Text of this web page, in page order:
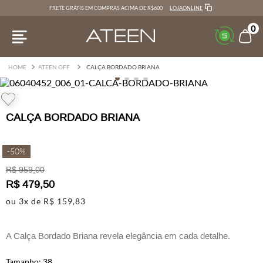
FRETE GRÁTIS EM COMPRAS ACIMA DE R$600 LOJAONLINE
0
ATEEN OFF CALÇA BORDADO BRIANA
CALÇA BORDADO BRIANA
-50%
R$ 959,00
R$ 479,50
ou 3x de R$ 159,83
A Calça Bordado Briana revela elegância em cada detalhe.
Com design contemporâneo e acabamento impecável, a peça é